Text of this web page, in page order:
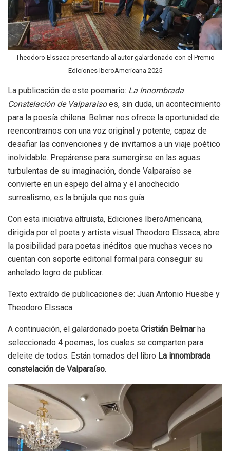
Theodoro Elssaca presentando al autor galardonado con el Premio
Ediciones IberoAmericana 2025
La publicación de este poemario: La Innombrada
Constelación de Valparaísoes, sin duda, un acontecimiento
para la poesía chilena. Belmar nos ofrece la oportunidad de
reencontrarnos con una voz original y potente, capaz de
desafiar las convenciones y de invitarnos a un viaje poético
inolvidable. Prepárense para sumergirse en las aguas
turbulentas de su imaginación, donde Valparaíso se
convierte en un espejo del alma y el anochecido
surrealismo, es la brújula que nos guía.
Con esta iniciativa altruista, Ediciones IberoAmericana,
dirigida por el poeta y artista visual Theodoro Elssaca, abre
la posibilidad para poetas inéditos que muchas veces no
cuentan con soporte editorial formal para conseguir su
anhelado logro de publicar.
Texto extraído de publicaciones de: Juan Antonio Huesbe y
Theodoro Elssaca
A continuación, el galardonado poeta Cristián Belmarha
seleccionado 4 poemas, los cuales se comparten para
deleite de todos. Están tomados del libro La innombrada
constelación de Valparaíso.